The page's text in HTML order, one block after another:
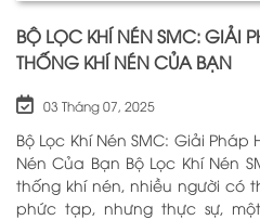
BỘ LỌC KHÍ NÉN SMC: GIẢI
THỐNG KHÍ NÉN CỦA BẠN
03 Tháng 07, 2025
Bộ Lọc Khí Nén SMC: Giải
Nén Của Bạn Bộ Lọc Khí Nén SMC Là Gì? Khi nhắc đến hệ
thống khí nén, nhiều người có
phức tạp, nhưng thực sự,